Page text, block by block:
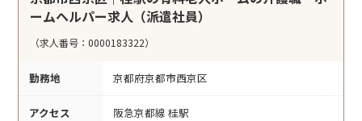
ームヘルパー求人（派遣社員）
（求人番号：0000183322）
勤務地 京都府京都市西京区
アクセス 阪急京都線 桂駅